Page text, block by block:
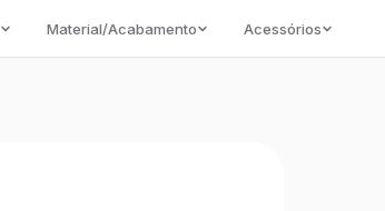
Material/Acabamento Acessórios